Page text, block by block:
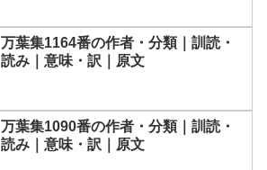
万葉集1164番の作者・分類｜訓読・
読み｜意味・訳｜原文
万葉集1090番の作者・分類｜訓読・
読み｜意味・訳｜原文